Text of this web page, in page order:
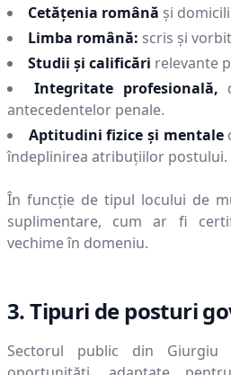
Cetățenia română și
Limba română: scris și vorbit
Studii și calificări relevante
Integritate profesională,
antecedentelor penale.
Aptitudini fizice și mentale
îndeplinirea atribuțiilor postului.
În funcție de tipul locului de
suplimentare, cum ar fi
vechime în domeniu.
3. Tipuri de posturi
Sectorul public din Giurgiu